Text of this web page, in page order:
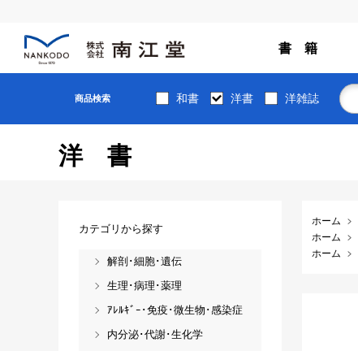
書 籍
商品検索 和書 洋書 洋雑誌
洋書
ホーム
ホーム
ホーム
カテゴリから探す
解剖･細胞･遺伝
生理･病理･薬理
ｱﾚﾙｷﾞｰ･免疫･微生物･感染症
内分泌･代謝･生化学